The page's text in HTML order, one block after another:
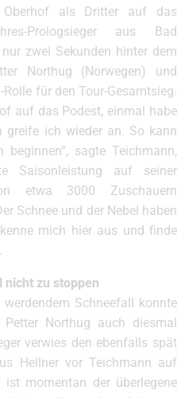
als Dritter auf das
Prologsieger aus Bad
zwei Sekunden hinter dem
Northug (Norwegen) und
für den Tour-Gesamtsieg.
auf das Podest, einmal habe
ich wieder an. So kann
sagte Teichmann,
Saisonleistung auf seiner
etwa 3000 Zuschauern
Schnee und der Nebel haben
mich hier aus und finde
nicht zu stoppen
Schneefall konnte
Northug auch diesmal
verwies den ebenfalls spät
Hellner vor Teichmann auf
ist momentan der überlegene